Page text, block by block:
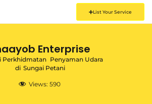
List Your Service
Enterprise
Perkhidmatan Penyaman Udara
di Sungai Petani
Views: 590